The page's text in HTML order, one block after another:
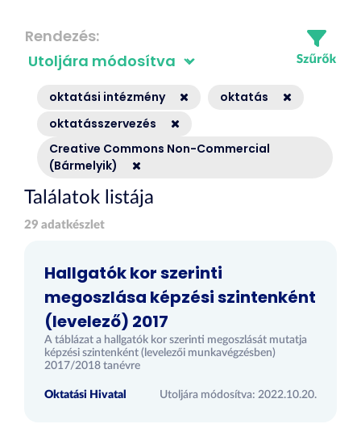
Rendezés
oktatási intézmény
oktatás
oktatásszervezés
Creative Commons Non-Commercial
(Bármelyik)
Találatok listája
29 adatkészlet
Hallgatók kor szerinti
megoszlása képzési szintenként
(levelező) 2017
A táblázat a hallgatók kor szerinti megoszlását mutatja
képzési szintenként (levelezői munkavégzésben)
2017/2018 tanévre
Oktatási Hivatal Utoljára módosítva: 2022.10.20.